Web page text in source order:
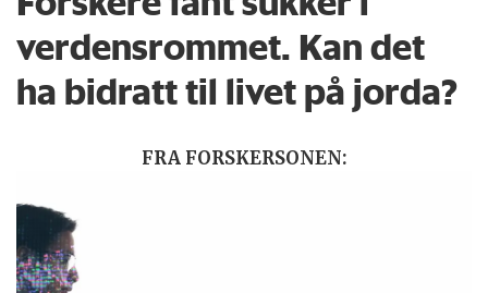
verdensrommet. Kan det
ha bidratt til livet på jorda?
FRA FORSKERSONEN: